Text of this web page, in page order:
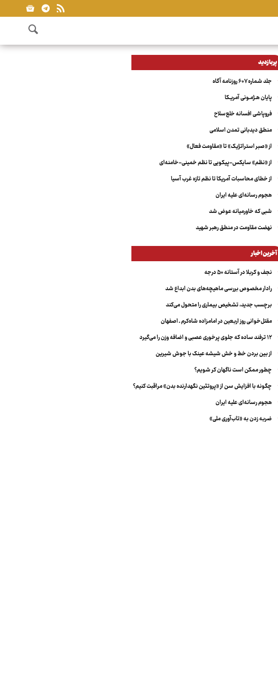
پربازدید
جلد شماره ۶۰۷ روزنامه آگاه
پایان هـژمـونی آمریـکا
فروپاشی افسانه خلع‌سلاح
منطق دیدبانی تمدن اسلامی
از «صبر استراتژیک» تا «مقاومت فعال»
از «نظم» سایکس-پیکویی تا نظم خمینی-خامنه‌ای
از خطای محاسبات آمریکا تا نظم تازه غرب آسیا
هجوم رسانه‌ای علیه ایران
شبی که خاورمیانه عوض شد
نهضت مقاومت در منطق رهبر شهید
آخرین اخبار
نجف و کربلا در آستانه ۵۰ درجه
رادار مخصوص بررسی ماهیچه‌های بدن ابداع شد
برچسب جدید، تشخیص بیماری را متحول می‌کند
مقتل‌خوانی روز اربعین در امامزاده شاه‌کرم ـ اصفهان
۱۲ ترفند ساده که جلوی پرخوری عصبی و اضافه ‌وزن را می‌گیرد
از بین بردن خط و خش شیشه عینک با جوش شیرین
چطور ممکن است ناگهان کر شویم؟
چگونه با افزایش سن از «پروتئین نگهدارنده بدن» مراقبت کنیم؟
هجوم رسانه‌ای علیه ایران
ضربه زدن به «تاب‌آوری ملی»